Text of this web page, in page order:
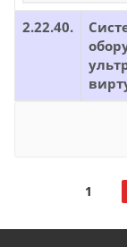
2.22.40.
1